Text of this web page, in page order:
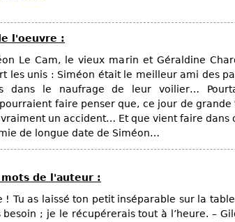
l'oeuvre :
Le Cam, le vieux marin et Géraldine
les unis : Siméon était le meilleur ami des
dans le naufrage de leur voilier…
faire penser que, ce jour de grande
vraiment un accident… Et que vient faire dans
de longue date de Siméon…
mots de l'auteur :
! Tu as laissé ton petit inséparable sur la
besoin ; je le récupérerais tout à l’heure. –